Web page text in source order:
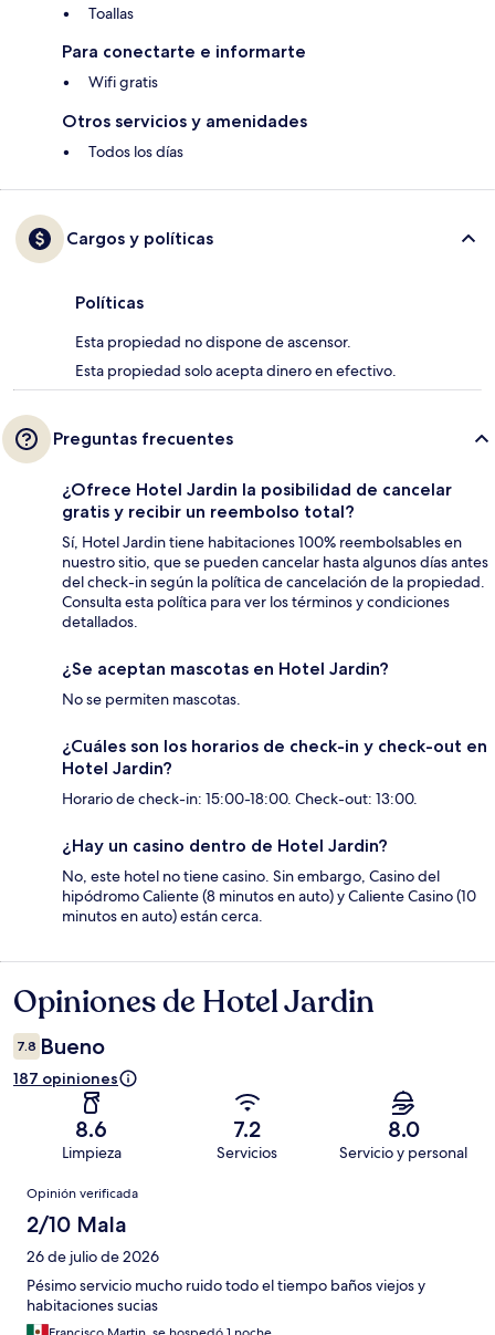
Toallas
Para conectarte e informarte
Wifi gratis
Otros servicios y amenidades
Todos los días
Cargos y políticas
Políticas
Esta propiedad no dispone de ascensor.
Esta propiedad solo acepta dinero en efectivo.
Preguntas frecuentes
¿Ofrece Hotel Jardin la posibilidad de cancelar
gratis y recibir un reembolso total?
Sí, Hotel Jardin tiene habitaciones 100% reembolsables en
nuestro sitio, que se pueden cancelar hasta algunos días antes
del check-in según la política de cancelación de la propiedad.
Consulta esta política para ver los términos y condiciones
detallados.
¿Se aceptan mascotas en Hotel Jardin?
No se permiten mascotas.
¿Cuáles son los horarios de check-in y check-out en
Hotel Jardin?
Horario de check-in: 15:00-18:00. Check-out: 13:00.
¿Hay un casino dentro de Hotel Jardin?
No, este hotel no tiene casino. Sin embargo, Casino del
hipódromo Caliente (8 minutos en auto) y Caliente Casino (10
minutos en auto) están cerca.
Opiniones
Opiniones de Hotel Jardin
7.8 Bueno
187 opiniones
8.6
Limpieza
7.2
Servicios
8.0
Servicio y personal
Opiniones
Opinión verificada
2/10 Mala
26 de julio de 2026
Pésimo servicio mucho ruido todo el tiempo baños viejos y
habitaciones sucias